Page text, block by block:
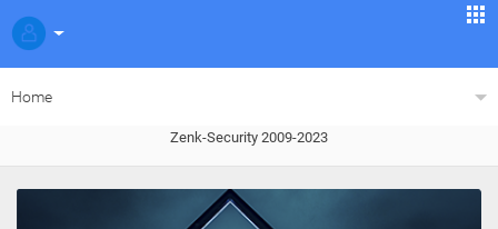
Home
Zenk-Security 2009-2023